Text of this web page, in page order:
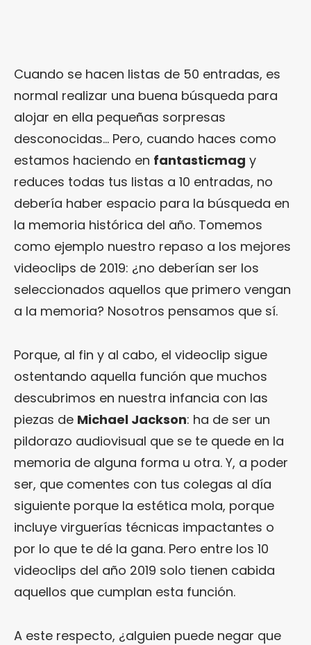
Cuando se hacen listas de 50 entradas, es
normal realizar una buena búsqueda para
alojar en ella pequeñas sorpresas
desconocidas… Pero, cuando haces como
estamos haciendo en fantasticmag y
reduces todas tus listas a 10 entradas, no
debería haber espacio para la búsqueda en
la memoria histórica del año. Tomemos
como ejemplo nuestro repaso a los mejores
videoclips de 2019: ¿no deberían ser los
seleccionados aquellos que primero vengan
a la memoria? Nosotros pensamos que sí.
Porque, al fin y al cabo, el videoclip sigue
ostentando aquella función que muchos
descubrimos en nuestra infancia con las
piezas de Michael Jackson: ha de ser un
pildorazo audiovisual que se te quede en la
memoria de alguna forma u otra. Y, a poder
ser, que comentes con tus colegas al día
siguiente porque la estética mola, porque
incluye virguerías técnicas impactantes o
por lo que te dé la gana. Pero entre los 10
videoclips del año 2019 solo tienen cabida
aquellos que cumplan esta función.
A este respecto, ¿alguien puede negar que